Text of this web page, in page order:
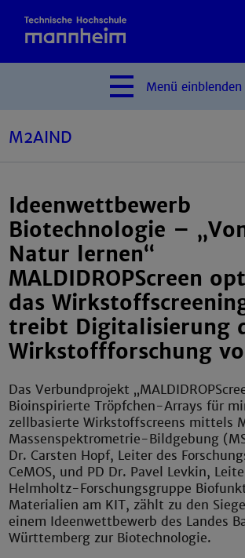
Menü einblenden
M2AIND
Ideenwettbewerb
Biotechnologie –
Natur lernen“
MALDIDROPScreen
das
treibt Digitalisierung
Wirkstoffforschung
Das Verbundprojekt
Bioinspirierte Tröpfchen-Arrays für
zellbasierte Wirkstoffscreens mittels
Massenspektrometrie-Bildgebung
Dr. Carsten Hopf, Leiter des
CeMOS, und PD Dr. Pavel Levkin,
Helmholtz-Forschungsgruppe
Materialien am KIT, zählt zu den
einem Ideenwettbewerb des Landes
Württemberg zur Biotechnologie.